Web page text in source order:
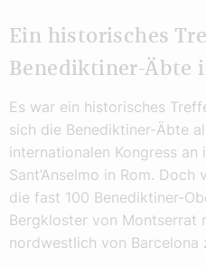
Ein historisches
Benediktiner-Äbte
Es war ein historisches
sich die Benediktiner-Äbte
internationalen Kongress an
Sant’Anselmo in Rom.
die fast 100 Benediktiner-
Bergkloster von Montserrat
nordwestlich von Barcelona